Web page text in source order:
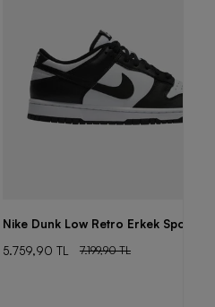
Nike Dunk Low Retro Erkek Spor
5.759,90 TL
7.199,90 TL